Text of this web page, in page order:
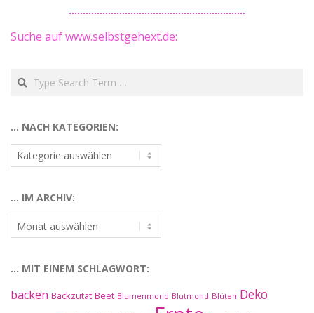
Suche auf www.selbstgehext.de:
Search
… NACH KATEGORIEN:
…
nach
… IM ARCHIV:
…
im
… MIT EINEM SCHLAGWORT:
backen Backzutat Beet Blumenmond Blutmond Blüten Deko